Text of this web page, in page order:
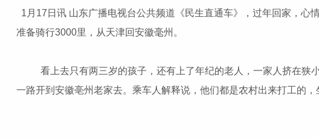
1月17日讯 山东广播电视台公共频道《民生直通车》，过年回家，
准备骑行3000里，从天津回安徽毫州。
看上去只有两三岁的孩子，还有上了年纪的老人，一家人挤在狭
一路开到安徽亳州老家去。乘车人解释说，他们都是农村出来打工的